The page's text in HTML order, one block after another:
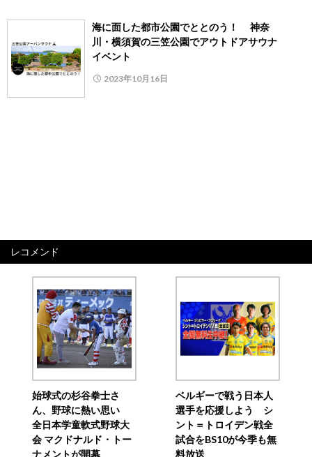
海に面した都市公園でととのう！ 神奈
川・横須賀の三笠公園でアウトドアサウナ
イベント
2023年10月16日
レコメンド
始球式の杉谷拳士さ
ん、野球に熱い思い
全日本学童軟式野球大
会 マクドナルド・トー
ナメントが開幕
ベルギーで戦う日本人
選手を応援しよう シ
ント＝トロイデン戦全
試合をBS10が今季も無
料放送